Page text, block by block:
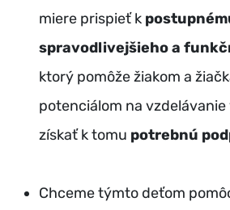
miere prispieť k
spravodlivejšieho a
ktorý pomôže žiakom a
potenciálom na vzdelávanie
získať k tomu potrebnú
Chceme týmto deťom